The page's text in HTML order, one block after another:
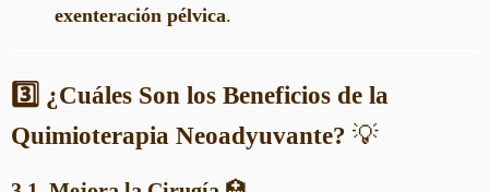
exenteración pélvica.
3️⃣ ¿Cuáles Son los Beneficios de la
Quimioterapia Neoadyuvante? 💡